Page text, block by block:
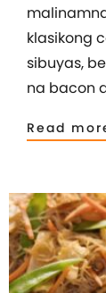
klasikong
sibuyas,
na bacon
Read